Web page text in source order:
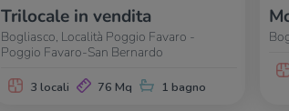
Trilocale in vendita
Bogliasco, Località Poggio Favaro -
Poggio Favaro-San Bernardo
3 locali 76 Mq 1 bagno